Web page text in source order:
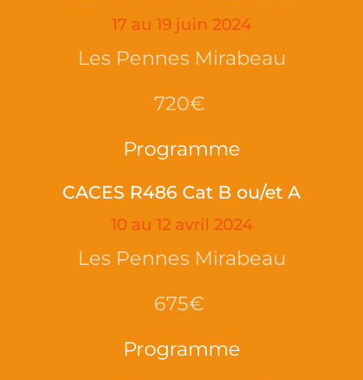
17 au 19 juin 2024
Les Pennes Mirabeau
720€
Programme
CACES R486 Cat B ou/et A
10 au 12 avril 2024
Les Pennes Mirabeau
675€
Programme